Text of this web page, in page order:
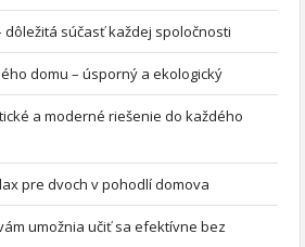
súčasť každej spoločnosti
domu – úsporný a ekologický
a moderné riešenie do každého
pre dvoch v pohodlí domova
umožnia učiť sa efektívne bez